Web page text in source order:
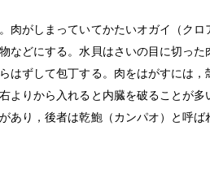
肉がしまっていてかたいオガイ（ク
などにする。水貝はさいの目に切っ
はずして包丁する。肉をはがすには
よりから入れると内臓を破ることが
あり，後者は乾鮑（カンパオ）と呼